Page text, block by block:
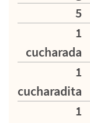
5
1
cucharada
1
cucharadita
1